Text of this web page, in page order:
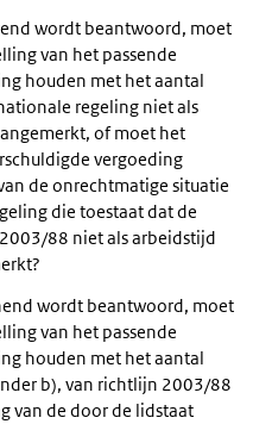
wordt beantwoord, moet
van het passende
houden met het aantal
regeling niet als
of moet het
vergoeding
de onrechtmatige situatie
die toestaat dat de
88 niet als arbeidstijd
wordt beantwoord, moet
van het passende
houden met het aantal
b), van richtlijn 2003/88
van de door de lidstaat